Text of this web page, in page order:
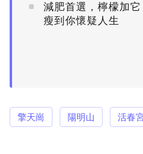
減肥首選，檸檬加它
瘦到你懷疑人生
擎天崗 陽明山 活春